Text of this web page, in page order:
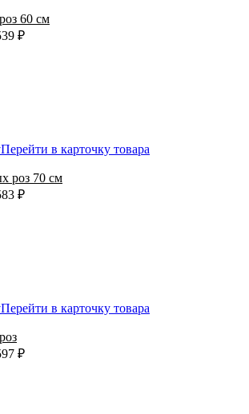
60 см
₽
Перейти в карточку товара
роз 70 см
₽
Перейти в карточку товара
₽